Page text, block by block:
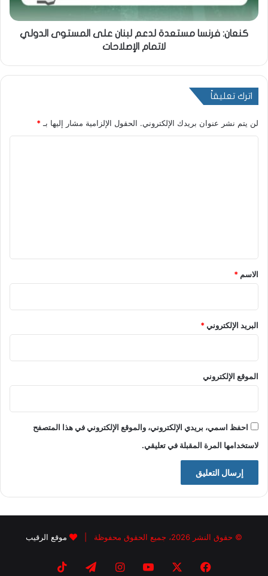
كنعان: فرنسا مستعدة لدعم لبنان على المستوى الدولي
لاتمام الإصلاحات
اترك تعليقاً
لن يتم نشر عنوان بريدك الإلكتروني. الحقول الإلزامية مشار إليها بـ *
*
الاسم *
البريد الإلكتروني*
الموقع الإلكتروني
احفظ اسمي، بريدي الإلكتروني، والموقع الإلكتروني في هذا المتصفح
لاستخدامها المرة المقبلة في تعليقي.
© حقوق النشر 2026، جميع الحقوق محفوظة | موقع الرقيب
فيسبوك يوتيوبانستقرامتيلقرام